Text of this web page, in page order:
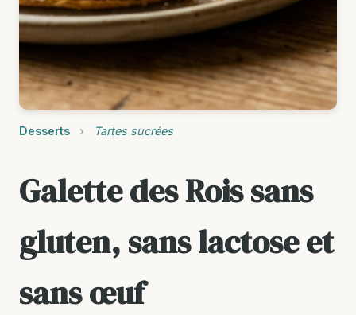
Desserts › Tartes sucrées
Galette des Rois sans
gluten, sans lactose et
sans œuf